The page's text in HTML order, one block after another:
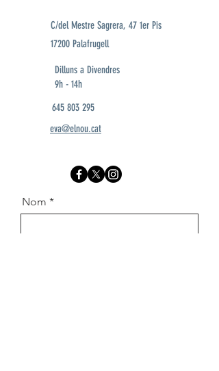
C/del Mestre Sagrera, 47 1er Pis
17200 Palafrugell
Dilluns a Divendres
9h - 14h
645 803 295
eva@elnou.cat
Nom